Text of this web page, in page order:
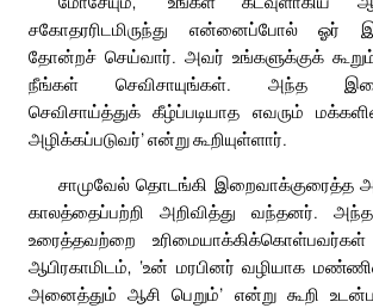
சகோதரரிடமிருந்து என்னைப்போல் ஓர்
தோன்றச் செய்வார். அவர் உங்களுக்குக் கூறும்
நீங்கள் செவிசாயுங்கள். அந்த
செவிசாய்த்துக் கீழ்ப்படியாத எவரும்
அழிக்கப்படுவர்’ என்று கூறியுள்ளார்.
சாமுவேல் தொடங்கி இறைவாக்குரைத்த
காலத்தைப்பற்றி அறிவித்து வந்தனர்.
உரைத்தவற்றை
ஆபிரகாமிடம், ‘உன் மரபினர் வழியாக
அனைத்தும் ஆசி பெறும்’ என்று கூறி